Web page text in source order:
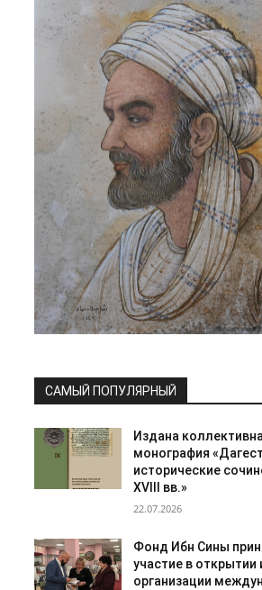
САМЫЙ ПОПУЛЯРНЫЙ
Издана
монография
исторические
XVIII вв.»
22.07.2026
Фонд Ибн Сины
участие в открытии
организации